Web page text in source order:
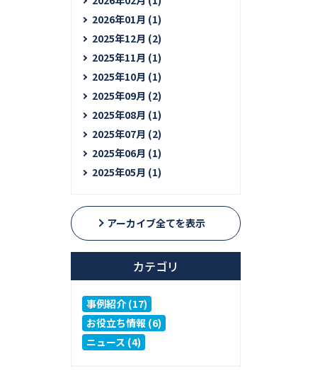
2026年01月 (1)
2025年12月 (2)
2025年11月 (1)
2025年10月 (1)
2025年09月 (2)
2025年08月 (1)
2025年07月 (2)
2025年06月 (1)
2025年05月 (1)
アーカイブ全てを表示
カテゴリ
事例紹介 (17)
お役立ち情報 (6)
ニュース (4)